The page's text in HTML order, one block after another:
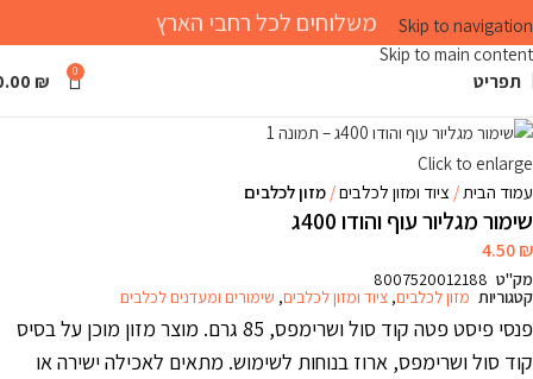
Skip to navigation
Skip to main content
משלוחים לכל רחבי הארץ
תפריט 0
₪
Click to enlarge
עמוד הבית
ציוד ומזון לכלבים מזון לכלבים
שימור מגליור עוף והודו 400ג
4.50₪
מק"ט 8007520012188
קטגוריות מזון לכלבים, ציוד ומזון לכלבים, שימורים ומעדנים לכלבים
פנסי פיסט פטה קוד סול ושרימפס, 85 גרם. מוצר מזון מוכן על בסיס
קוד סול ושרימפס, ארוז בנוחות לשימוש. מתאים לאכילה ישירה או